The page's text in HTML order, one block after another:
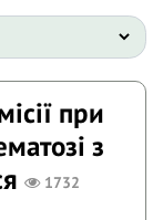
при
з
1732